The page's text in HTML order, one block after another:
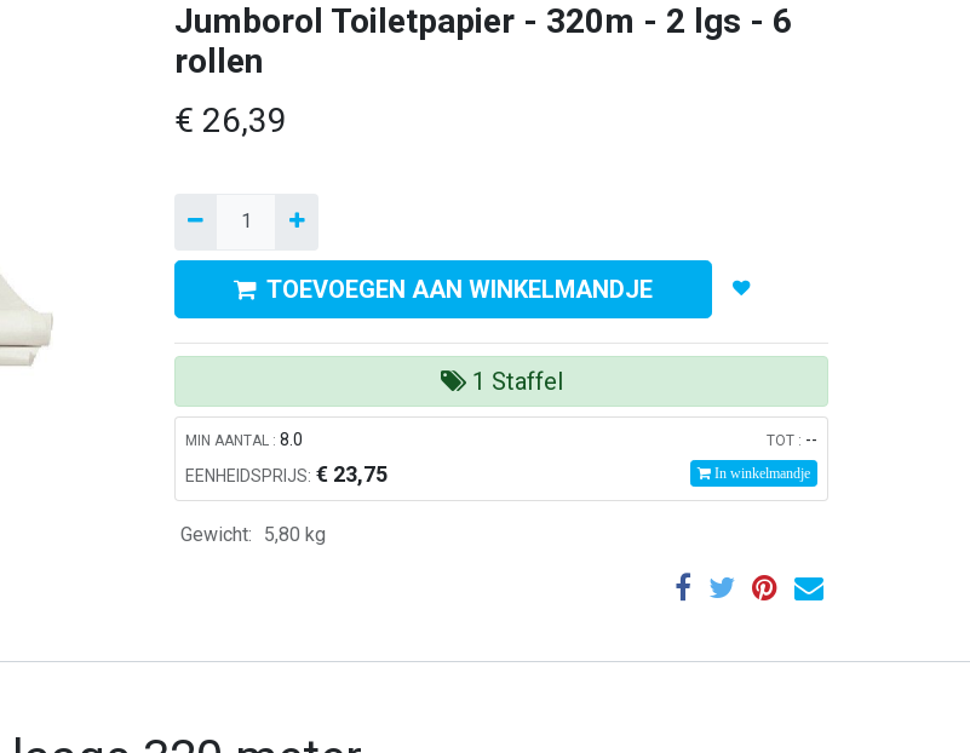
Jumborol Toiletpapier - 320m - 2 lgs - 6
rollen
€ 26,39
TOEVOEGEN AAN WINKELMANDJE
1 Staffel
MIN AANTAL : 8.0 TOT : --
EENHEIDSPRIJS: € 23,75 In winkelmandje
Gewicht: 5,80 kg
in contact met ons
levert een compleet pakket van hygiëne producten en